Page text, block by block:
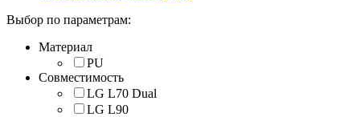
Выбор по параметрам:
Материал
PU
Совместимость
LG L70 Dual
LG L90